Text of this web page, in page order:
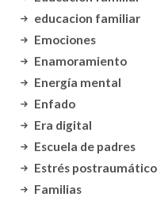
educacion familiar
Emociones
Enamoramiento
Energía mental
Enfado
Era digital
Escuela de padres
Estrés postraumático
Familias